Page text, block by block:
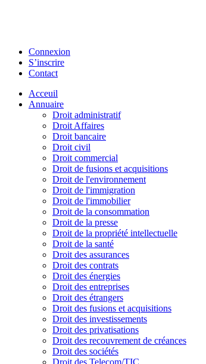
Connexion
S’inscrire
Contact
Acceuil
Annuaire
Droit administratif
Droit Affaires
Droit bancaire
Droit civil
Droit commercial
Droit de fusions et acquisitions
Droit de l'environnement
Droit de l'immigration
Droit de l'immobilier
Droit de la consommation
Droit de la presse
Droit de la propriété intellectuelle
Droit de la santé
Droit des assurances
Droit des contrats
Droit des énergies
Droit des entreprises
Droit des étrangers
Droit des fusions et acquisitions
Droit des investissements
Droit des privatisations
Droit des recouvrement de créances
Droit des sociétés
Droit des Telecom/TIC